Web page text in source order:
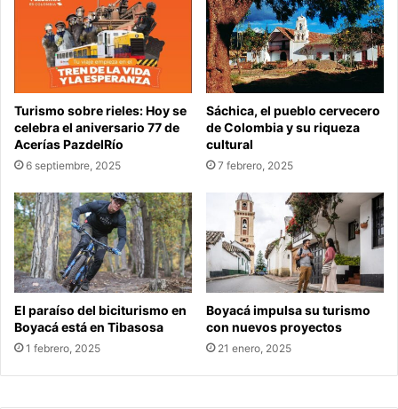
Turismo sobre rieles: Hoy se
celebra el aniversario 77 de
Acerías PazdelRío
6 septiembre, 2025
Sáchica, el pueblo cervecero
de Colombia y su riqueza
cultural
7 febrero, 2025
El paraíso del biciturismo en
Boyacá está en Tibasosa
1 febrero, 2025
Boyacá impulsa su turismo
con nuevos proyectos
21 enero, 2025